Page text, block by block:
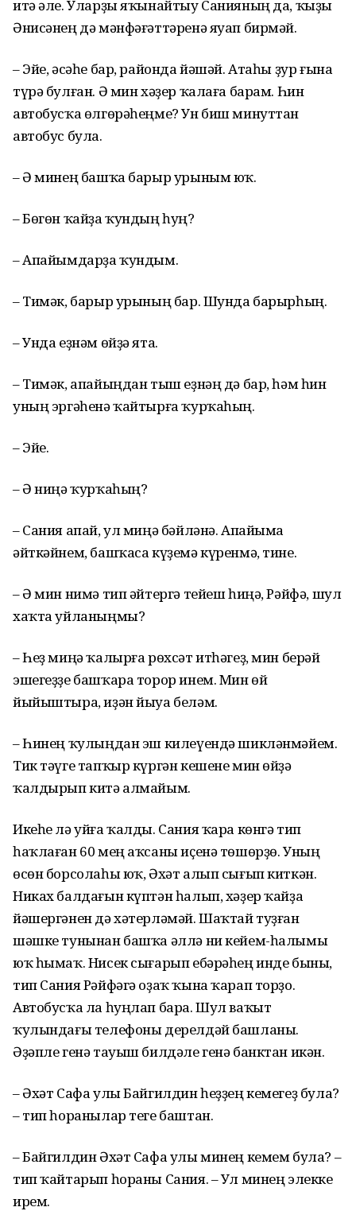
итә әле. Уларҙы яҡынайтыу Санияның да, ҡыҙы
Әнисәнең дә мәнфәғәттәренә яуап бирмәй.
– Эйе, әсәһе бар, районда йәшәй. Атаһы ҙур ғына
түрә булған. Ә мин хәҙер ҡалаға барам. Һин
автобусҡа өлгөрәһеңме? Ун биш минуттан
автобус була.
– Ә минең башҡа барыр урыным юҡ.
– Бөгөн ҡайҙа ҡундың һуң?
– Апайымдарҙа ҡундым.
– Тимәк, барыр урының бар. Шунда барырһың.
– Унда еҙнәм өйҙә ята.
– Тимәк, апайыңдан тыш еҙнәң дә бар, һәм һин
уның эргәһенә ҡайтырға ҡурҡаһың.
– Эйе.
– Ә ниңә ҡурҡаһың?
– Сания апай, ул миңә бәйләнә. Апайыма
әйткәйнем, башҡаса күҙемә күренмә, тине.
– Ә мин нимә тип әйтергә тейеш һиңә, Рәйфә, шул
хаҡта уйланыңмы?
– Һеҙ миңә ҡалырға рөхсәт итһәгеҙ, мин берәй
эшегеҙҙе башҡара торор инем. Мин өй
йыйыштыра, иҙән йыуа беләм.
– Һинең ҡулыңдан эш килеүендә шикләнмәйем.
Тик тәүге тапҡыр күргән кешене мин өйҙә
ҡалдырып китә алмайым.
Икеһе лә уйға ҡалды. Сания ҡара көнгә тип
һаҡлаған 60 мең аҡсаны иҫенә төшөрҙө. Уның
өсөн борсолаһы юҡ, Әхәт алып сығып киткән.
Никах балдағын күптән һалып, хәҙер ҡайҙа
йәшергәнен дә хәтерләмәй. Шаҡтай туҙған
шәшке тунынан башҡа әллә ни кейем-һалымы
юҡ һымаҡ. Нисек сығарып ебәрәһең инде быны,
тип Сания Рәйфәгә оҙаҡ ҡына ҡарап торҙо.
Автобусҡа ла һуңлап бара. Шул ваҡыт
ҡулындағы телефоны дерелдәй башланы.
Әҙәпле генә тауыш билдәле генә банктан икән.
– Әхәт Сафа улы Байгилдин һеҙҙең кемегеҙ була?
– тип һоранылар теге баштан.
– Байгилдин Әхәт Сафа улы минең кемем була? –
тип ҡайтарып һораны Сания. – Ул минең элекке
ирем.